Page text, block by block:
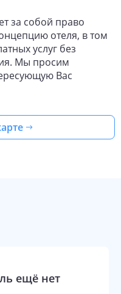
организации банкетов и
следующие услуги:
билетов и
предоставляется за
услуги отеля
персонал и услуги
в 2011 г.
Hotel Zenit Vigo
минибар и сейфы. В
туалетные
за собой право
отеля, в том
услуг без
Мы просим
Вас
ещё нет